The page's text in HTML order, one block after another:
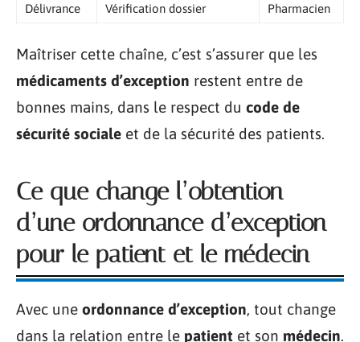
Délivrance Vérification dossier Pharmacien
Maîtriser cette chaîne, c’est s’assurer que les
médicaments d’exception restent entre de
bonnes mains, dans le respect du code de
sécurité sociale et de la sécurité des patients.
Ce que change l’obtention
d’une ordonnance d’exception
pour le patient et le médecin
Avec une ordonnance d’exception, tout change
dans la relation entre le patient et son médecin.